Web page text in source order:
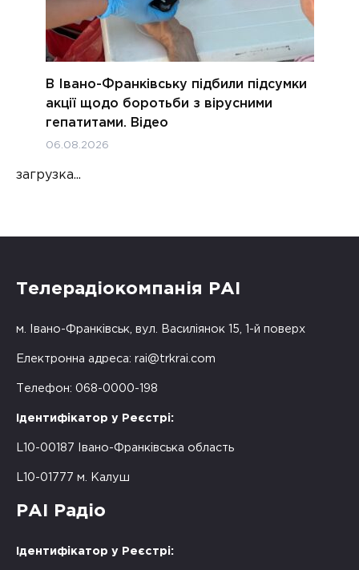
В Івано-Франківську підбили підсумки
акції щодо боротьби з вірусними
гепатитами. Відео
06.08.2026
загрузка...
Телерадіокомпанія РАІ
м. Івано-Франківськ, вул. Василіянок 15, 1-й поверх
Електронна адреса: rai@trkrai.com
Телефон: 068-0000-198
Ідентифікатор у Реєстрі:
L10-00187 Івано-Франківська область
L10-01777 м. Калуш
РАІ Радіо
Ідентифікатор у Реєстрі: